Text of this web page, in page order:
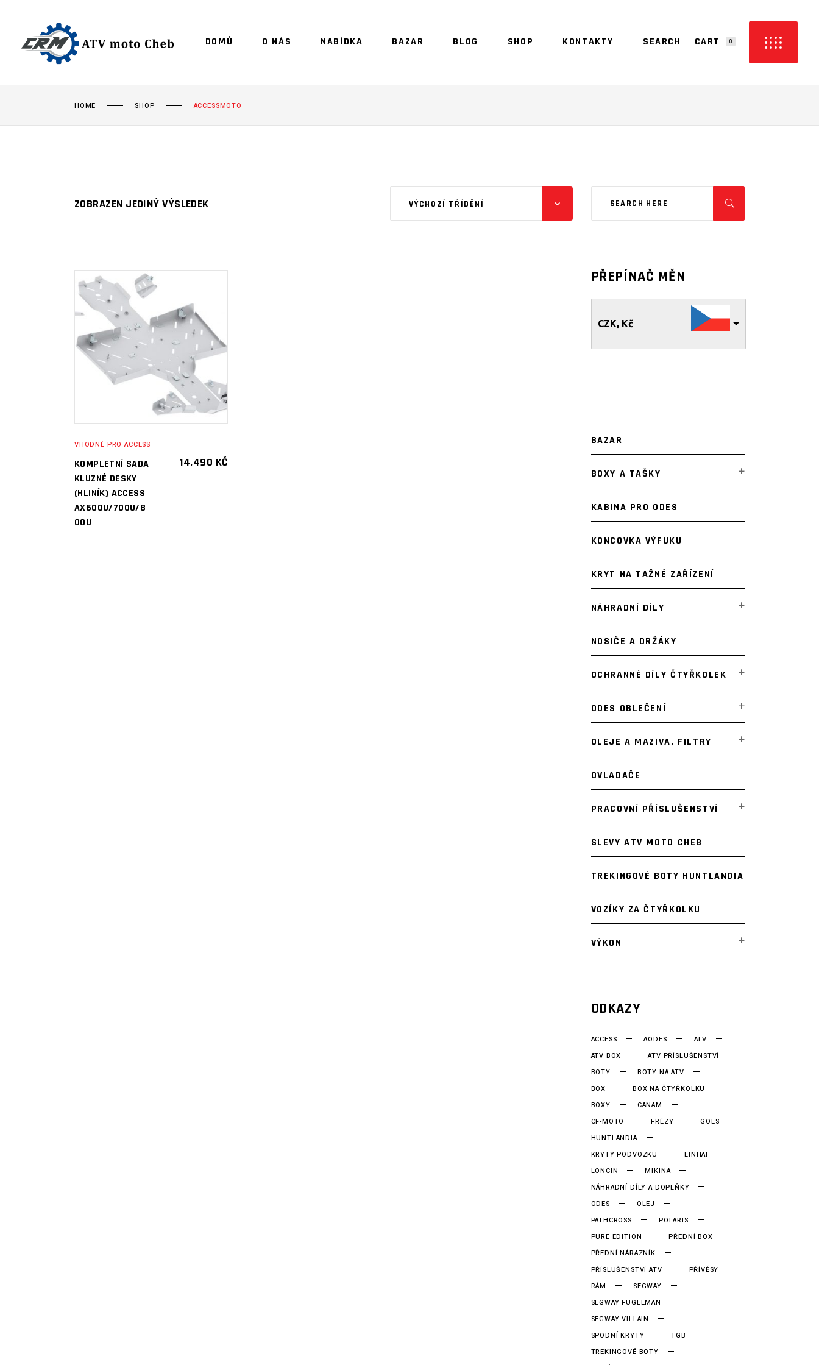
DOMŮ O NÁS NABÍDKA BAZAR BLOG SHOP KONTAKTY CART 0
NO PRODUCTS IN THE CART.
HOME SHOP ACCESSMOTO
ZOBRAZEN JEDINÝ VÝSLEDEK VÝCHOZÍ TŘÍDĚNÍ
PŘIDAT DO
KOŠÍKU
VHODNÉ PRO ACCESS
KOMPLETNÍ SADA
KLUZNÉ DESKY
(HLINÍK) ACCESS
AX600U/700U/8
00U
14,490 KČ
PŘEPÍNAČ MĚN
CZK, Kč
BAZAR
BOXY A TAŠKY
KABINA PRO ODES
KONCOVKA VÝFUKU
KRYT NA TAŽNÉ ZAŘÍZENÍ
NÁHRADNÍ DÍLY
NOSIČE A DRŽÁKY
OCHRANNÉ DÍLY ČTYŘKOLEK
ODES OBLEČENÍ
OLEJE A MAZIVA, FILTRY
OVLADAČE
PRACOVNÍ PŘÍSLUŠENSTVÍ
SLEVY ATV MOTO CHEB
TREKINGOVÉ BOTY HUNTLANDIA
VOZÍKY ZA ČTYŘKOLKU
VÝKON
ODKAZY
ACCESS AODES
ATV
ATV BOX
ATV PŘÍSLUŠENSTVÍ
BOTY
BOTY NA ATV
BOX
BOX NA ČTYŘKOLKU
BOXY
CANAM
CF-MOTO
FRÉZY
GOES
HUNTLANDIA
KRYTY PODVOZKU
LINHAI
LONCIN
MIKINA
NÁHRADNÍ DÍLY A DOPLŇKY
ODES
OLEJ
PATHCROSS
POLARIS
PURE EDITION
PŘEDNÍ BOX
PŘEDNÍ NÁRAZNÍK
PŘÍSLUŠENSTVÍ ATV
PŘÍVĚSY
RÁM
SEGWAY
SEGWAY FUGLEMAN
SEGWAY VILLAIN
SPODNÍ KRYTY
TGB
TREKINGOVÉ BOTY